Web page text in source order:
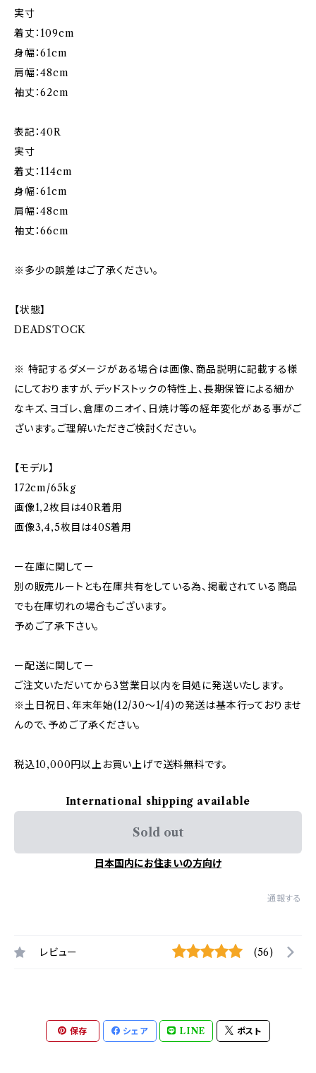
実寸
着丈：109cm
身幅：61cm
肩幅：48cm
袖丈：62cm
表記：40R
実寸
着丈：114cm
身幅：61cm
肩幅：48cm
袖丈：66cm
※多少の誤差はご了承ください。
【状態】
DEADSTOCK
※ 特記するダメージがある場合は画像、商品説明に記載する様
にしておりますが、デッドストックの特性上、長期保管による細か
なキズ、ヨゴレ、倉庫のニオイ、日焼け等の経年変化がある事がご
ざいます。ご理解いただきご検討ください。
【モデル】
172cm/65kg
画像1,2枚目は40R着用
画像3,4,5枚目は40S着用
ー在庫に関してー
別の販売ルートとも在庫共有をしている為、掲載されている商品
でも在庫切れの場合もございます。
予めご了承下さい。
ー配送に関してー
ご注文いただいてから3営業日以内を目処に発送いたします。
※土日祝日、年末年始(12/30〜1/4)の発送は基本行っておりませ
んので、予めご了承ください。
税込10,000円以上お買い上げで送料無料です。
International shipping available
Sold out
日本国内にお住まいの方向け
通報する
レビュー (56)
保存 シェア LINE ポスト